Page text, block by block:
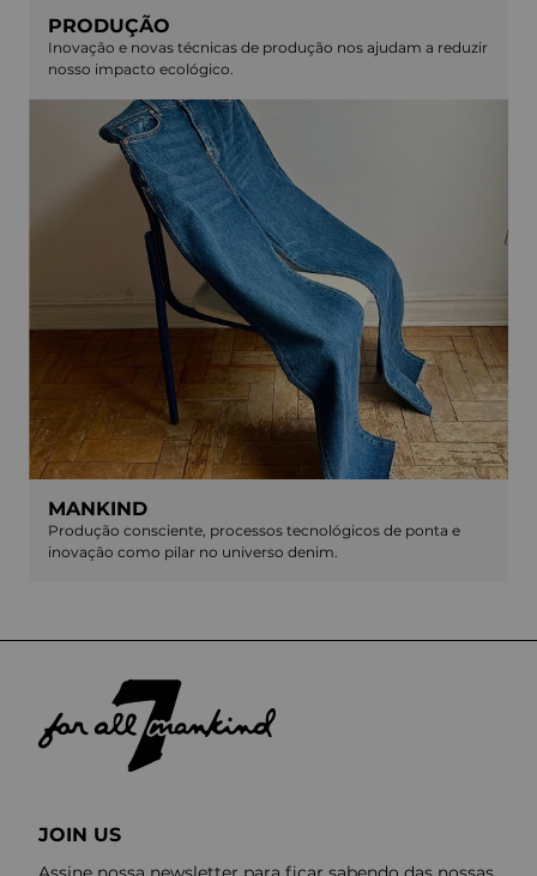
PRODUÇÃO
Inovação e novas técnicas de produção nos ajudam a reduzir
nosso impacto ecológico.
MANKIND
Produção consciente, processos tecnológicos de ponta e
inovação como pilar no universo denim.
JOIN US